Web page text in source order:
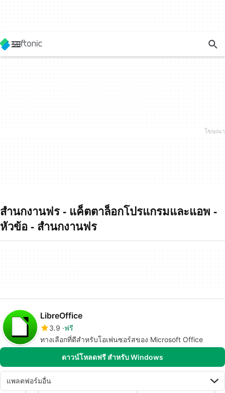
สำนกงานฟร - แค็ตตาล็อกโปรแกรมและแอพ -
หัวข้อ - สำนกงานฟร
LibreOffice
3.9 ฟรี
ทางเลือกที่ดีสำหรับโอเพ่นซอร์สของ Microsoft Office
ดาวน์โหลดฟรี สำหรับ Windows
แพลตฟอร์มอื่น